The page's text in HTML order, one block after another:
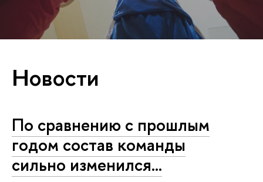
Новости
По сравнению с прошлым
годом состав команды
сильно изменился...